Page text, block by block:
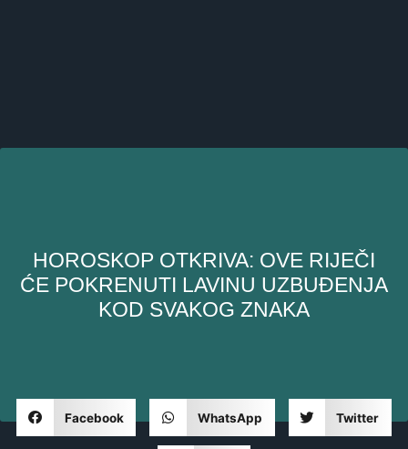
HOROSKOP OTKRIVA: OVE RIJEČI
ĆE POKRENUTI LAVINU UZBUĐENJA
KOD SVAKOG ZNAKA
Facebook WhatsApp Twitter